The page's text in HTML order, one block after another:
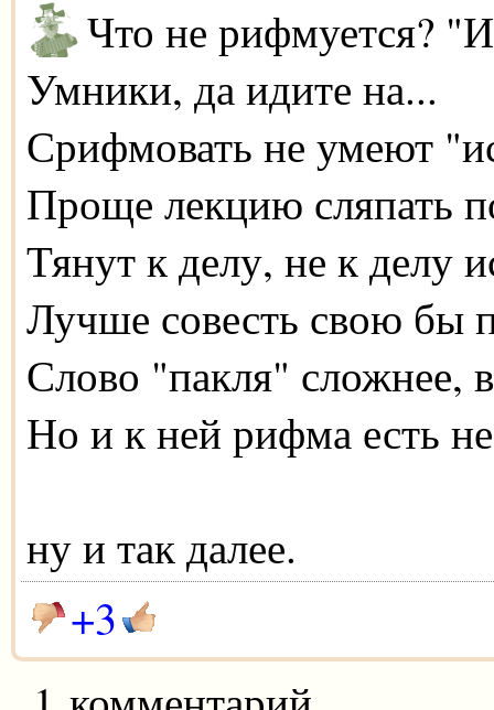
Что не рифмуется?
Умники, да идите на...
Срифмовать не умеют
Проще лекцию сляпать
Тянут к делу, не к делу
Лучше совесть свою бы
Слово "пакля" сложнее,
Но и к ней рифма есть
ну и так далее.
+3